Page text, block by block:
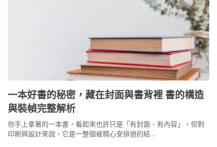
一本好書的秘密，藏在封面與書背裡 書的構造
與裝幀完整解析
你手上拿著的一本書，看起來也許只是「有封面、有內容」，但對
印刷與設計來說，它是一整個被精心安排過的結...